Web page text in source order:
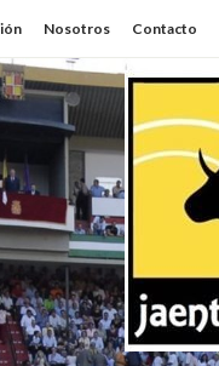
Nosotros Contacto